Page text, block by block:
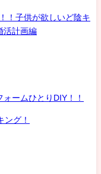
！子供が欲しいど陰キ
活計画編
ームひとりDIY！！
ング！